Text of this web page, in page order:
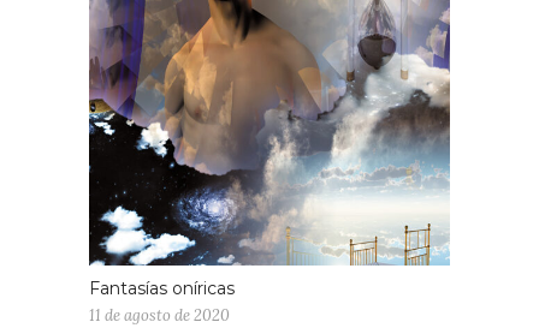
Fantasías oníricas
11 de agosto de 2020